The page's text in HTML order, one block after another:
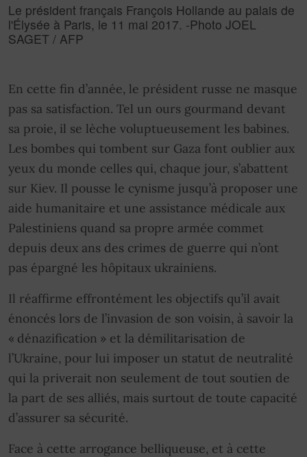
Le président français François Hollande au palais de
l'Élysée à Paris, le 11 mai 2017. -Photo JOEL
SAGET / AFP
En cette fin d’année, le président russe ne masque
pas sa satisfaction. Tel un ours gourmand devant
sa proie, il se lèche voluptueusement les babines.
Les bombes qui tombent sur Gaza font oublier aux
yeux du monde celles qui, chaque jour, s’abattent
sur Kiev. Il pousse le cynisme jusqu’à proposer une
aide humanitaire et une assistance médicale aux
Palestiniens quand sa propre armée commet
depuis deux ans des crimes de guerre qui n’ont
pas épargné les hôpitaux ukrainiens.
Il réaffirme effrontément les objectifs qu’il avait
énoncés lors de l’invasion de son voisin, à savoir la
« dénazification » et la démilitarisation de
l’Ukraine, pour lui imposer un statut de neutralité
qui la priverait non seulement de tout soutien de
la part de ses alliés, mais surtout de toute capacité
d’assurer sa sécurité.
Face à cette arrogance belliqueuse, et à cette